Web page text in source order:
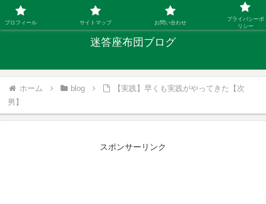
「ひとり親」40代シングルファザーの子育て迷答
迷答座布団ブログ
ホーム blog
【実践】早くも実践がやってきた【次
男】
スポンサーリンク
プロフィール サイトマップ お問い合わせ
プライバシーポ
リシー